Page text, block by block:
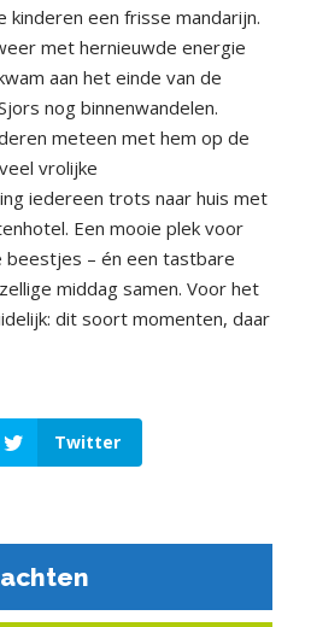
kinderen een frisse mandarijn.
met hernieuwde energie
aan het einde van de
nog binnenwandelen.
meteen met hem op de
vrolijke
iedereen trots naar huis met
Een mooie plek voor
beestjes – én een tastbare
middag samen. Voor het
dit soort momenten, daar
Twitter